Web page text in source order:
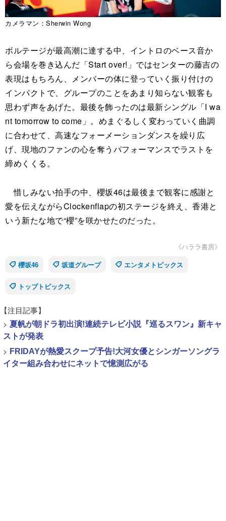
カメラマン：Sherwin Wong
ボルテージが最高潮に達する中、イントロのベース音か
ら会場を巻き込んだ「Start over!」ではセンターの藤吉の
表現はもちろん、メンバーの体に登っていく振り付けの
インパクトで、グループのことをあまり知らない観客も
思わず声をあげた。最後を飾ったのは最新シングル「I wa
nt tomorrow to come」。めまぐるしく変わっていく曲調
に合わせて、高速なフォーメーションダンスを繰り広
げ、現地のファンの心を奪うパフォーマンスでラストを
締めくくる。
惜しみない拍手の中、櫻坂46は最後まで観客に感謝と
愛を伝えながらClockenflapの初ステージを終え、香港と
いう新たな地で“櫻”を咲かせたのだった。
《ハララ書房》
櫻坂46
坂道グループ エンタメトピックス
トップトピックス
【注目記事】
> 夏帆が朝ドラ初出演!連続テレビ小説『巡るスワン』新キャ
ストが発表
> FRIDAYが熱愛スクープ予告!大河女優とシンガーソングラ
イター組み合わせにネットで憶測広がる